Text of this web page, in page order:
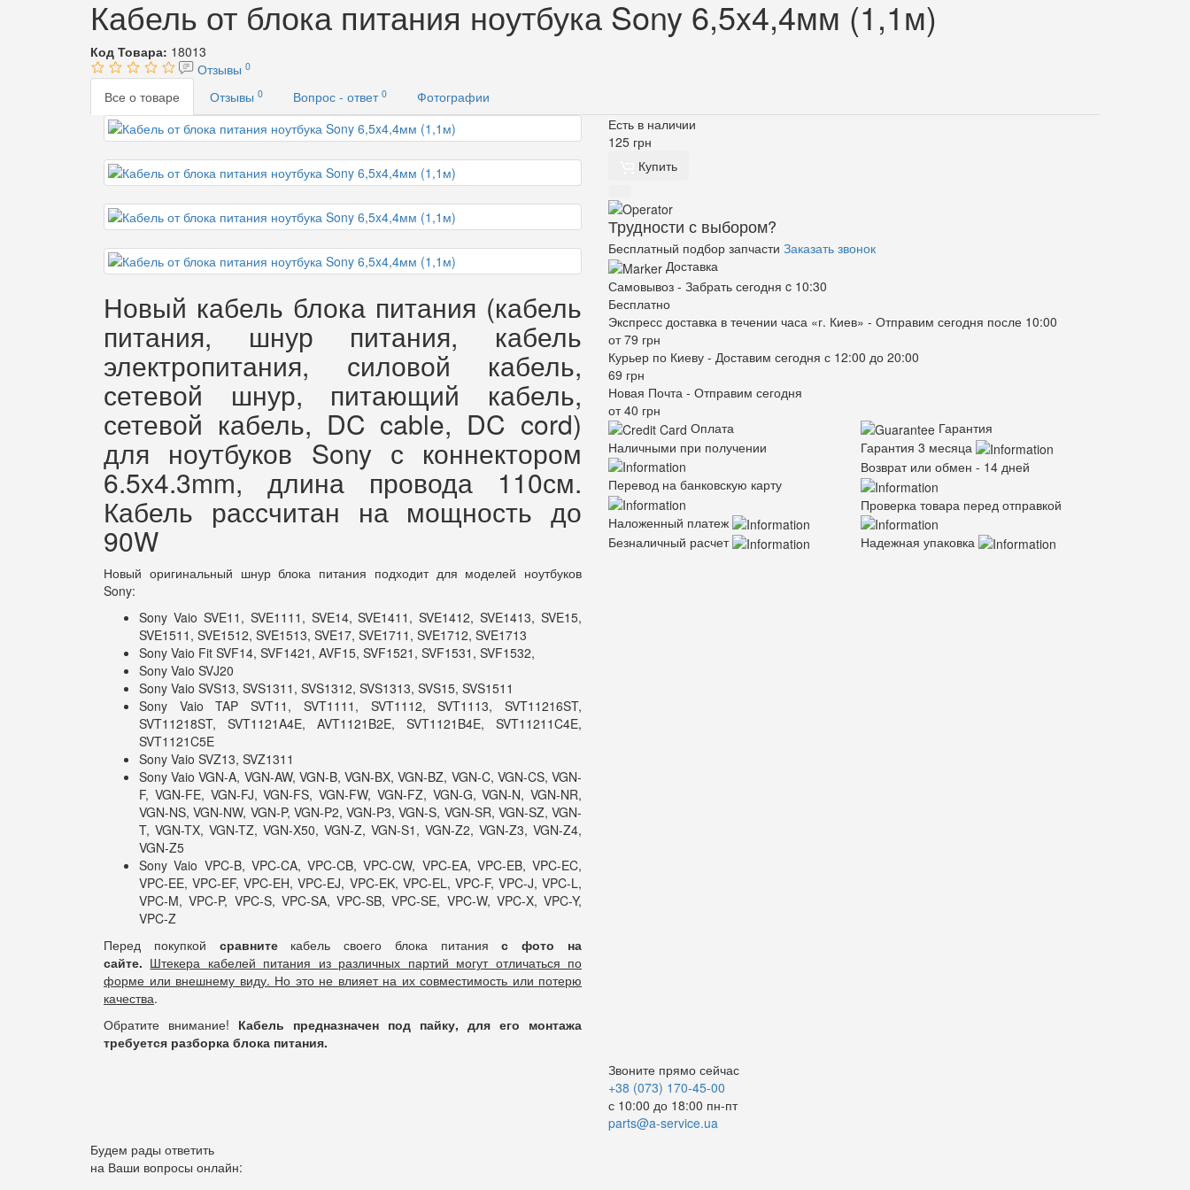
Кабель от блока питания ноутбука Sony 6,5x4,4мм (1,1м)
Код Товара: 18013
Отзывы 0
Все о товаре Отзывы 0 Вопрос - ответ 0 Фотографии
Новый кабель блока питания (кабель
питания, шнур питания, кабель
электропитания, силовой кабель,
сетевой шнур, питающий кабель,
сетевой кабель, DC cable, DC cord)
для ноутбуков Sony с коннектором
6.5х4.3mm, длина провода 110см.
Кабель рассчитан на мощность до
90W
Новый оригинальный шнур блока питания подходит для моделей ноутбуков
Sony:
Sony Vaio SVE11, SVE1111, SVE14, SVE1411, SVE1412, SVE1413, SVE15,
SVE1511, SVE1512, SVE1513, SVE17, SVE1711, SVE1712, SVE1713
Sony Vaio Fit SVF14, SVF1421, AVF15, SVF1521, SVF1531, SVF1532,
Sony Vaio SVJ20
Sony Vaio SVS13, SVS1311, SVS1312, SVS1313, SVS15, SVS1511
Sony Vaio TAP SVT11, SVT1111, SVT1112, SVT1113, SVT11216ST,
SVT11218ST, SVT1121A4E, AVT1121B2E, SVT1121B4E, SVT11211C4E,
SVT1121C5E
Sony Vaio SVZ13, SVZ1311
Sony Vaio VGN-A, VGN-AW, VGN-B, VGN-BX, VGN-BZ, VGN-C, VGN-CS, VGN-
F, VGN-FE, VGN-FJ, VGN-FS, VGN-FW, VGN-FZ, VGN-G, VGN-N, VGN-NR,
VGN-NS, VGN-NW, VGN-P, VGN-P2, VGN-P3, VGN-S, VGN-SR, VGN-SZ, VGN-
T, VGN-TX, VGN-TZ, VGN-X50, VGN-Z, VGN-S1, VGN-Z2, VGN-Z3, VGN-Z4,
VGN-Z5
Sony Vaio VPC-B, VPC-CA, VPC-CB, VPC-CW, VPC-EA, VPC-EB, VPC-EC,
VPC-EE, VPC-EF, VPC-EH, VPC-EJ, VPC-EK, VPC-EL, VPC-F, VPC-J, VPC-L,
VPC-M, VPC-P, VPC-S, VPC-SA, VPC-SB, VPC-SE, VPC-W, VPC-X, VPC-Y,
VPC-Z
Перед покупкой сравнитекабель своего блока питанияс фото на
сайте. Штекера кабелей питания из различных партий могут отличаться по
форме или внешнему виду. Но это не влияет на их совместимость или потерю
качества.
Обратите внимание! Кабель предназначен под пайку, для его монтажа
требуется разборка блока питания.
Есть в наличии
125 грн
Купить
Трудности с выбором?
Бесплатный подбор запчасти Заказать звонок
Доставка
Самовывоз - Забрать сегодня c 10:30
Бесплатно
Экспресс доставка в течении часа «г. Киев» - Отправим сегодня после 10:00
от 79 грн
Курьер по Киеву - Доставим сегодня с 12:00 до 20:00
69 грн
Новая Почта - Отправим сегодня
от 40 грн
Оплата
Наличными при получении
Перевод на банковскую карту
Наложенный платеж
Безналичный расчет
Гарантия
Гарантия 3 месяца
Возврат или обмен - 14 дней
Проверка товара перед отправкой
Надежная упаковка
Звоните прямо сейчас
+38 (073) 170-45-00
с 10:00 до 18:00 пн-пт
parts@a-service.ua
Будем рады ответить
на Ваши вопросы онлайн: